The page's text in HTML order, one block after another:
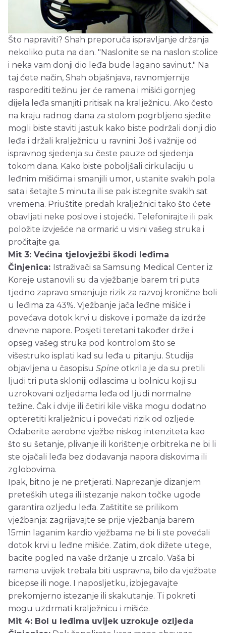
Što napraviti? Shah preporuča ispravljanje držanja
nekoliko puta na dan. "Naslonite se na naslon stolice
i neka vam donji dio leđa bude lagano savinut." Na
taj ćete način, Shah objašnjava, ravnomjernije
rasporediti težinu jer će ramena i mišići gornjeg
dijela leđa smanjiti pritisak na kralježnicu. Ako često
na kraju radnog dana za stolom pogrbljeno sjedite
mogli biste staviti jastuk kako biste podržali donji dio
leđa i držali kralježnicu u ravnini. Još i važnije od
ispravnog sjedenja su česte pauze od sjedenja
tokom dana. Kako biste poboljšali cirkulaciju u
leđnim mišićima i smanjili umor, ustanite svakih pola
sata i šetajte 5 minuta ili se pak istegnite svakih sat
vremena. Priuštite predah kralježnici tako što ćete
obavljati neke poslove i stojećki. Telefonirajte ili pak
položite izvješće na ormarić u visini vašeg struka i
pročitajte ga.
Mit 3: Većina tjelovježbi škodi leđima
Činjenica: Istraživači sa Samsung Medical Center iz
Koreje ustanovili su da vježbanje barem tri puta
tjedno zapravo smanjuje rizik za razvoj kronične boli
u leđima za 43%. Vježbanje jača leđne mišiće i
povećava dotok krvi u diskove i pomaže da izdrže
dnevne napore. Posjeti teretani također drže i
opseg vašeg struka pod kontrolom što se
višestruko isplati kad su leđa u pitanju. Studija
objavljena u časopisu Spine otkrila je da su pretili
ljudi tri puta skloniji odlascima u bolnicu koji su
uzrokovani ozljedama leđa od ljudi normalne
težine. Čak i dvije ili četiri kile viška mogu dodatno
opteretiti kralježnicu i povećati rizik od ozljede.
Odaberite aerobne vježbe niskog intenziteta kao
što su šetanje, plivanje ili korištenje orbitreka ne bi li
ste ojačali leđa bez dodavanja napora diskovima ili
zglobovima.
Ipak, bitno je ne pretjerati. Naprezanje dizanjem
preteških utega ili istezanje nakon točke ugode
garantira ozljedu leđa. Zaštitite se prilikom
vježbanja: zagrijavajte se prije vježbanja barem
15min laganim kardio vježbama ne bi li ste povećali
dotok krvi u leđne mišiće. Zatim, dok dižete utege,
bacite pogled na vaše držanje u zrcalo. Vaša bi
ramena uvijek trebala biti uspravna, bilo da vježbate
bicepse ili noge. I naposljetku, izbjegavajte
prekomjerno istezanje ili skakutanje. Ti pokreti
mogu uzdrmati kralježnicu i mišiće.
Mit 4: Bol u leđima uvijek uzrokuje ozljeda